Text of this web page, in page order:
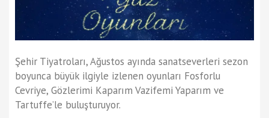
Şehir Tiyatroları, Ağustos ayında sanatseverleri sezon
boyunca büyük ilgiyle izlenen oyunları Fosforlu
Cevriye, Gözlerimi Kaparım Vazifemi Yaparım ve
Tartuffe’le buluşturuyor.